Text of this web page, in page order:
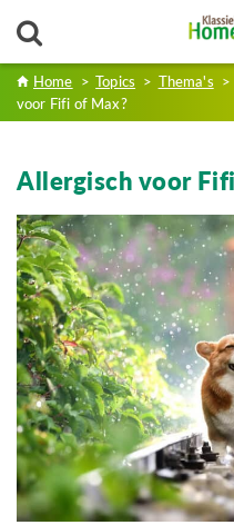
Home > Topics > Thema's >
voor Fifi of Max?
Allergisch voor